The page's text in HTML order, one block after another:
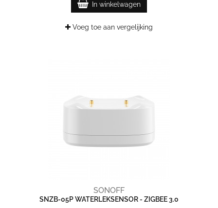
In winkelwagen
Voeg toe aan vergelijking
SONOFF
SNZB-05P WATERLEKSENSOR - ZIGBEE 3.0